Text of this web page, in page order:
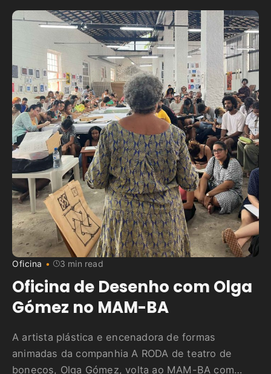
Oficina 3 min read
Oficina de Desenho com Olga
Gómez no MAM-BA
A artista plástica e encenadora de formas
animadas da companhia A RODA de teatro de
bonecos, Olga Gómez, volta ao MAM-BA com